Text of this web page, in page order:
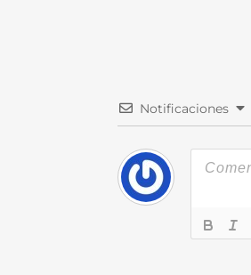
Notificaciones